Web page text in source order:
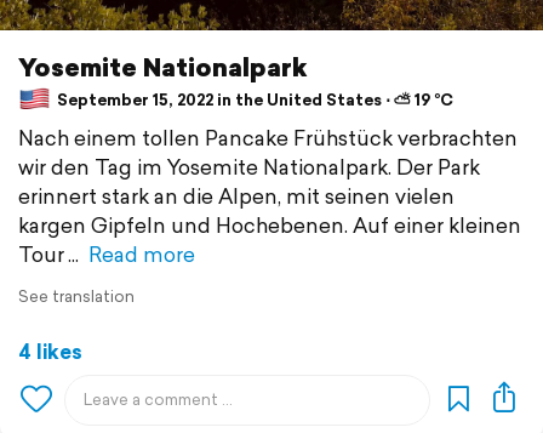
Yosemite Nationalpark
September 15, 2022 in the United States ⋅ ⛅ 19 °C
Nach einem tollen Pancake Frühstück verbrachten
wir den Tag im Yosemite Nationalpark. Der Park
erinnert stark an die Alpen, mit seinen vielen
kargen Gipfeln und Hochebenen. Auf einer kleinen
Tour
Read more
See translation
4 likes